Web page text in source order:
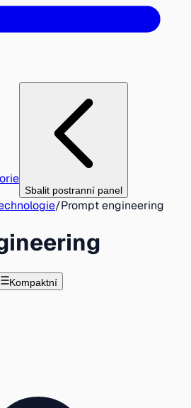
Sbalit postranní panel
/Prompt engineering
Kompaktní